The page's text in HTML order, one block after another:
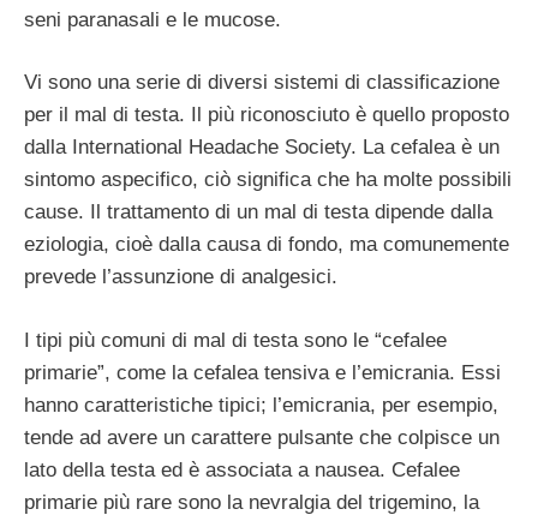
seni paranasali e le mucose.
Vi sono una serie di diversi sistemi di classificazione
per il mal di testa. Il più riconosciuto è quello proposto
dalla International Headache Society. La cefalea è un
sintomo aspecifico, ciò significa che ha molte possibili
cause. Il trattamento di un mal di testa dipende dalla
eziologia, cioè dalla causa di fondo, ma comunemente
prevede l’assunzione di analgesici.
I tipi più comuni di mal di testa sono le “cefalee
primarie”, come la cefalea tensiva e l’emicrania. Essi
hanno caratteristiche tipici; l’emicrania, per esempio,
tende ad avere un carattere pulsante che colpisce un
lato della testa ed è associata a nausea. Cefalee
primarie più rare sono la nevralgia del trigemino, la